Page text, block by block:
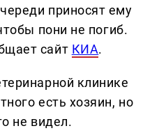
приносят ему
пони не погиб.
сайт КИА.
клинике
есть хозяин, но
не видел.